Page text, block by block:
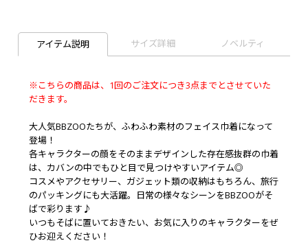
アイテム説明 サイズ詳細 ノベルティ
※こちらの商品は、1回のご注文につき3点までとさせていた
だきます。
大人気BBZOOたちが、ふわふわ素材のフェイス巾着になって
登場！
各キャラクターの顔をそのままデザインした存在感抜群の巾着
は、カバンの中でもひと目で見つけやすいアイテム◎
コスメやアクセサリー、ガジェット類の収納はもちろん、旅行
のパッキングにも大活躍。日常の様々なシーンをBBZOOがそ
ばで彩ります♪
いつもそばに置いておきたい、お気に入りのキャラクターをぜ
ひお迎えください！